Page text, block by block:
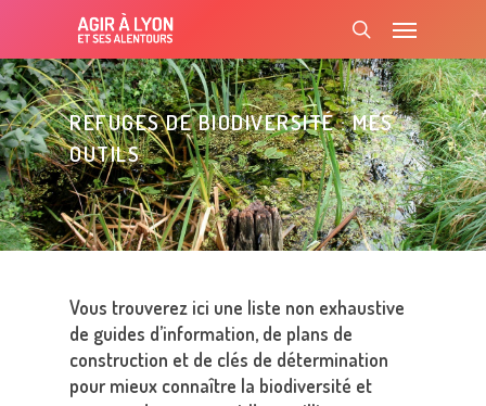
main
content
Menu
REFUGES DE BIODIVERSITÉ : MES
OUTILS
Vous trouverez ici une liste non exhaustive
de guides d’information, de plans de
construction et de clés de détermination
pour mieux connaître la biodiversité et